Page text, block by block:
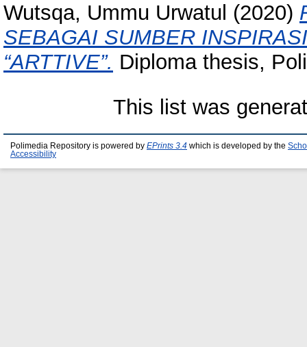
Wutsqa, Ummu Urwatul (2020)
SEBAGAI SUMBER
“ARTTIVE”. Diploma thesis,
This list was
Polimedia Repository is powered by EPrints 3.4 which is developed by the
Accessibility